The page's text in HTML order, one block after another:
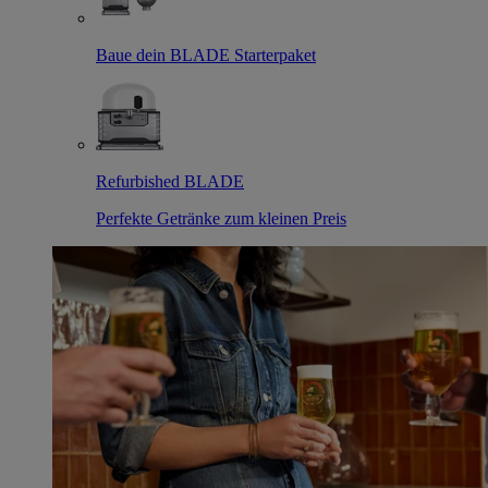
Baue dein BLADE Starterpaket
Refurbished BLADE
Perfekte Getränke zum kleinen Preis